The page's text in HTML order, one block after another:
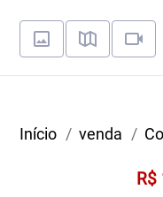
Início venda
R$